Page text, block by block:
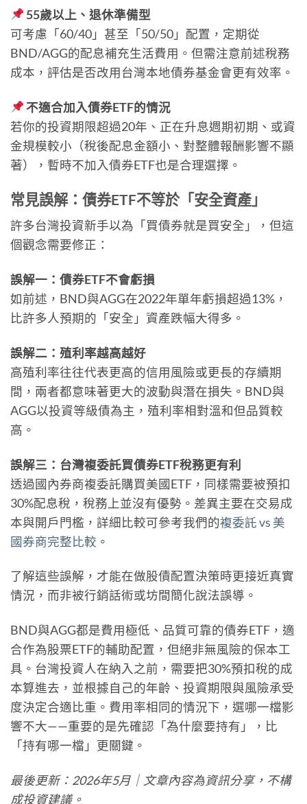
55歲以上、退休準備型
可考慮「60/40」甚至「50/50」配置，定期從
BND/AGG的配息補充生活費用。但需注意前述稅務
成本，評估是否改用台灣本地債券基金會更有效率。
不適合加入債券ETF的情況
若你的投資期限超過20年、正在升息週期初期、或資
金規模較小（稅後配息金額小、對整體報酬影響不顯
著），暫時不加入債券ETF也是合理選擇。
常見誤解：債券ETF不等於「安全資產」
許多台灣投資新手以為「買債券就是買安全」，但這
個觀念需要修正：
誤解一：債券ETF不會虧損
如前述，BND與AGG在2022年單年虧損超過13%，
比許多人預期的「安全」資產跌幅大得多。
誤解二：殖利率越高越好
高殖利率往往代表更高的信用風險或更長的存續期
間，兩者都意味著更大的波動與潛在損失。BND與
AGG以投資等級債為主，殖利率相對溫和但品質較
高。
誤解三：台灣複委託買債券ETF稅務更有利
透過國內券商複委託購買美國ETF，同樣需要被預扣
30%配息稅，稅務上並沒有優勢。差異主要在交易成
本與開戶門檻，詳細比較可參考我們的複委託 vs 美
國券商完整比較 。
了解這些誤解，才能在做股債配置決策時更接近真實
情況，而非被行銷話術或坊間簡化說法誤導。
BND與AGG都是費用極低、品質可靠的債券ETF，適
合作為股票ETF的輔助配置，但絕非無風險的保本工
具。台灣投資人在納入之前，需要把30%預扣稅的成
本算進去，並根據自己的年齡、投資期限與風險承受
度決定合適比重。費用率相同的情況下，選哪一檔影
響不大——重要的是先確認「為什麼要持有」，比
「持有哪一檔」更關鍵。
最後更新：2026年5月｜文章內容為資訊分享，不構
成投資建議。